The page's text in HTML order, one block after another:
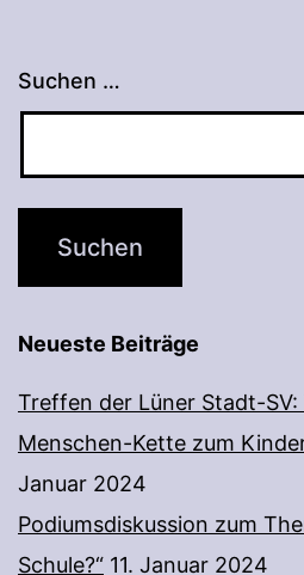
Suchen …
Neueste Beiträge
Treffen der Lüner Stadt-
Menschen-Kette zum
Januar 2024
Podiumsdiskussion zum
Schule?“ 11. Januar 2024